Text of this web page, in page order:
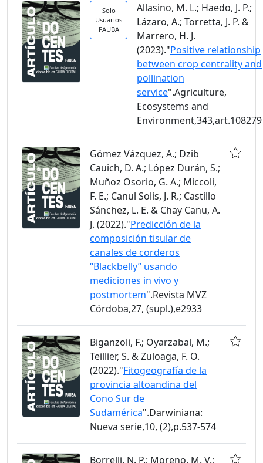
Solo
Usuarios
FAUBA
Allasino, M. L.; Haedo, J. P.;
Lázaro, A.; Torretta, J. P. &
Marrero, H. J.
(2023)."Positive relationship
between crop centrality and
pollination
service".Agriculture,
Ecosystems and
Environment,343,art.108279
Gómez Vázquez, A.; Dzib
Cauich, D. A.; López Durán, S.;
Muñoz Osorio, G. A.; Miccoli,
F. E.; Canul Solis, J. R.; Castillo
Sánchez, L. E. & Chay Canu, A.
J. (2022)."Predicción de la
composición tisular de
canales de corderos
“Blackbelly” usando
mediciones in vivo y
postmortem".Revista MVZ
Córdoba,27, (supl.),e2933
Biganzoli, F.; Oyarzabal, M.;
Teillier, S. & Zuloaga, F. O.
(2022)."Fitogeografía de la
provincia altoandina del
Cono Sur de
Sudamérica".Darwiniana:
Nueva serie,10, (2),p.537-574
Borrelli, N. P.; Moreno, M. V.;